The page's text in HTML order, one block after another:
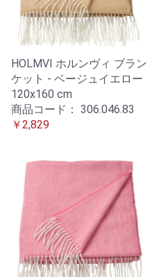
HOLMVI ホルンヴィ ブラン
ケット - ベージュイエロー
120x160 cm
商品コード： 306.046.83
￥2,829